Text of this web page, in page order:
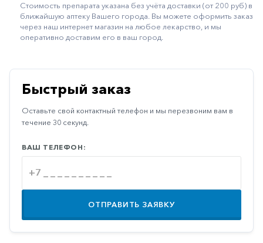
Минеральный
обмен
Наружные
Остеопороз
Офтальмология
Противоаллергические
Противовоспалительные
Противогрибковые
Стоимость препарата указана без учёта доставки (от 200 руб) в
ближайшую аптеку Вашего города. Вы можете оформить заказ
через наш интернет магазин на любое лекарство, и мы
оперативно доставим его в ваш город.
Быстрый заказ
Оставьте свой контактный телефон и мы перезвоним вам в
течение 30 секунд.
ВАШ ТЕЛЕФОН:
ОТПРАВИТЬ ЗАЯВКУ